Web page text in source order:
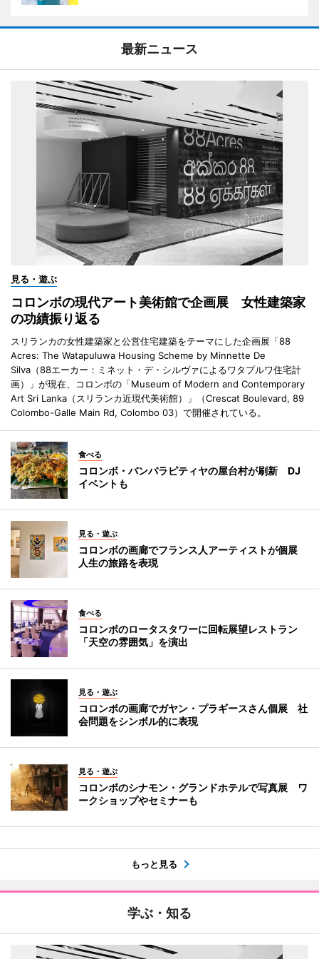
最新ニュース
見る・遊ぶ
コロンボの現代アート美術館で企画展 女性建築家
の功績振り返る
スリランカの女性建築家と公営住宅建築をテーマにした企画展「88
Acres: The Watapuluwa Housing Scheme by Minnette De
Silva（88エーカー：ミネット・デ・シルヴァによるワタプルワ住宅計
画）」が現在、コロンボの「Museum of Modern and Contemporary
Art Sri Lanka（スリランカ近現代美術館）」（Crescat Boulevard, 89
Colombo-Galle Main Rd, Colombo 03）で開催されている。
食べる
コロンボ・バンバラピティヤの屋台村が刷新 DJ
イベントも
見る・遊ぶ
コロンボの画廊でフランス人アーティストが個展
人生の旅路を表現
食べる
コロンボのロータスタワーに回転展望レストラン
「天空の雰囲気」を演出
見る・遊ぶ
コロンボの画廊でガヤン・プラギースさん個展 社
会問題をシンボル的に表現
見る・遊ぶ
コロンボのシナモン・グランドホテルで写真展 ワ
ークショップやセミナーも
もっと見る
学ぶ・知る